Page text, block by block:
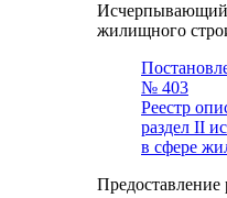
Исчерпывающий
жилищного
№ 403
Реестр
раздел II
в сфере
Предоставление